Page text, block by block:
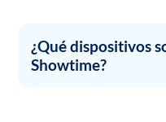
¿Qué dispositivos
Showtime?